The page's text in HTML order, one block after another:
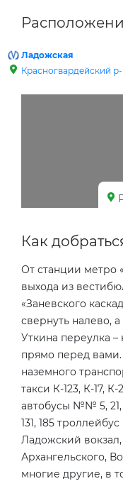
Ладожская
Красногвардейский
Как
От станции метро
выхода из
«Заневского
свернуть налево,
Уткина переулка –
прямо перед вами.
наземного
такси К-123, К-17,
автобусы №№ 5, 21,
131, 185
Ладожский
Архангельского,
многие другие, в